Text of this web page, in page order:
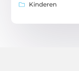
Kinderen